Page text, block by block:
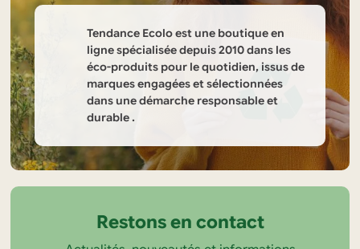
Informations
sur
boutique
Tendance Ecolo est une boutique en
ligne spécialisée depuis 2010 dans les
éco-produits pour le quotidien, issus de
marques engagées et sélectionnées
dans une démarche responsable et
durable .
Restons en contact